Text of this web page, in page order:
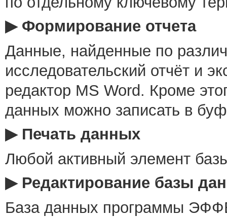
▶ Формирование отчета
Данные, найденные по
исследовательский отчёт и
редактор MS Word. Кроме
данных можно записать в
▶ Печать данных
Любой активный элемент
▶ Редактирование базы
База данных программы